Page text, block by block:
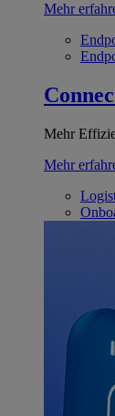
Mehr
Mehr
Mehr